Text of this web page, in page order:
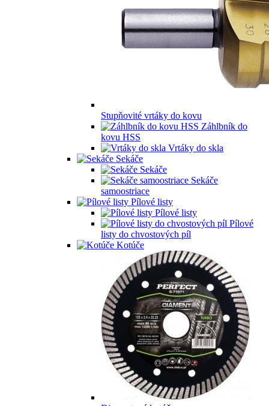
Stupňovité vrtáky do kovu
Záhlbník do
kovu HSS
Vrtáky do skla
Sekáče
Sekáče
Sekáče
samoostriace
Pílové listy
Pílové listy
Pílové
listy do chvostových píl
Kotúče